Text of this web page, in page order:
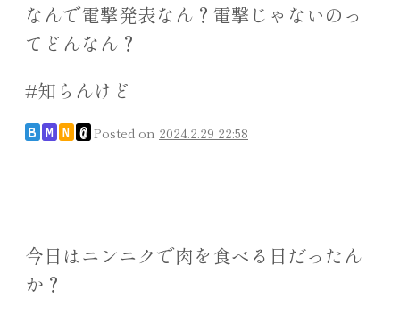
なんで電撃発表なん？電撃じゃないのっ
てどんなん？
#知らんけど
B M N @ Posted on 2024.2.29 22:58
今日はニンニクで肉を食べる日だったん
か？